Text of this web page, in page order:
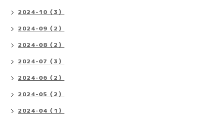
2024-10（3）
2024-09（2）
2024-08（2）
2024-07（3）
2024-06（2）
2024-05（2）
2024-04（1）